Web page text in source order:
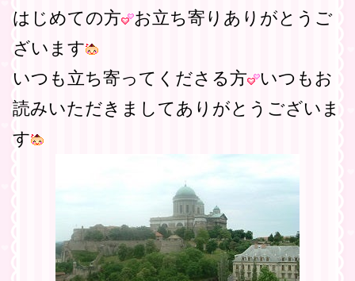
はじめての方
お立ち寄りありがとうご
ざいます
いつも立ち寄ってくださる方
いつもお
読みいただきましてありがとうございま
す